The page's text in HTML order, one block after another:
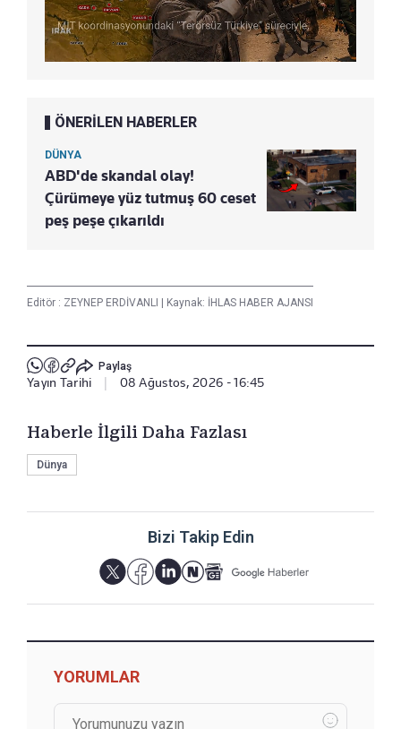
ÖNERİLEN HABERLER
DÜNYA
ABD'de skandal olay!
Çürümeye yüz tutmuş 60 ceset
peş peşe çıkarıldı
Editör : ZEYNEP ERDİVANLI | Kaynak: İHLAS HABER AJANSI
Paylaş
Yayın Tarihi | 08 Ağustos, 2026 - 16:45
Haberle İlgili Daha Fazlası
Dünya
Bizi Takip Edin
YORUMLAR